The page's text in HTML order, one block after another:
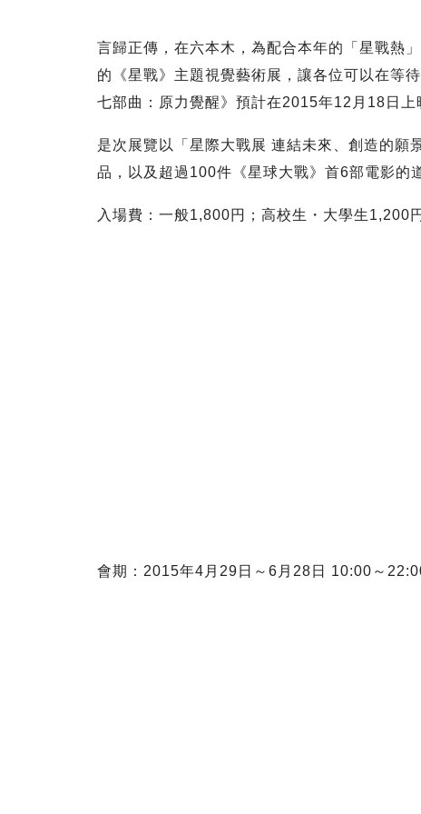
言歸正傳，在六本木，為配合本年的「星戰熱
的《星戰》主題視覺藝術展，讓各位可以在等
七部曲：原力覺醒》預計在2015年12月18日上
是次展覽以「星際大戰展 連結未來、創造的願
品，以及超過100件《星球大戰》首6部電影的
入場費：一般1,800円；高校生・大學生1,200
會期：2015年4月29日～6月28日 10:00～